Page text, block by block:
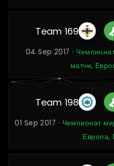
Team 169
04 Sep 2017 ·
матчи,
Team 198
01 Sep 2017 · Чемпионат
Европа,